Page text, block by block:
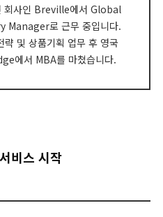
회사인 Breville에서 Global
Manager로 근무 중입니다.
략 및 상품기획 업무 후 영국
에서 MBA를 마쳤습니다.
비스 시작